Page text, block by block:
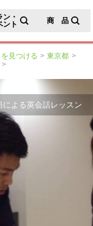
ン・
ント
商 品
見つける
東京都
による英会話レッスン